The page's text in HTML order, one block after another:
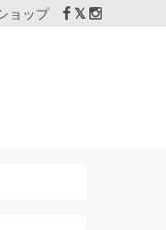
ョップ